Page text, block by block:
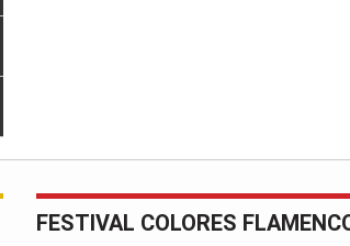
FESTIVAL COLORES